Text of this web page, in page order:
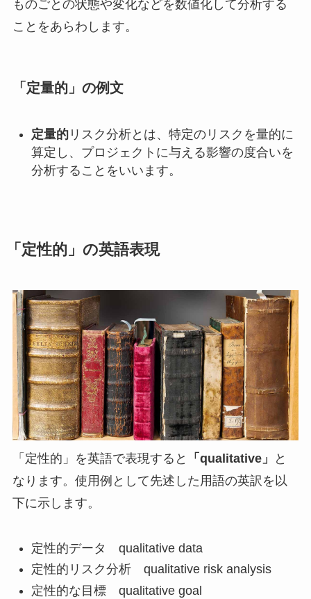
ものごとの状態や変化などを数値化して分析する
ことをあらわします。
「定量的」の例文
定量的リスク分析とは、特定のリスクを量的に
算定し、プロジェクトに与える影響の度合いを
分析することをいいます。
「定性的」の英語表現
「定性的」を英語で表現すると 「qualitative」
と
なります。使用例として先述した用語の英訳を以
下に示します。
定性的データ qualitative data
定性的リスク分析 qualitative risk analysis
定性的な目標 qualitative goal